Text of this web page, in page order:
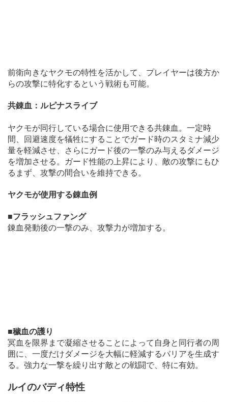
前衛向きなヤクモの特性を活かして、プレイヤーは後方か
らの攻撃に特化するという戦術も可能。
共錬血：ルピナスライブ
ヤクモが同行している場合に使用できる共錬血。一定時
間、回避速度を犠牲にすることでガード時のスタミナ減少
量を軽減させ、さらにガード後の一撃のみ与えるダメージ
を増加させる。ガード性能の上昇により、敵の攻撃にもひ
るまず、攻撃の間合いを維持できる。
ヤクモが使用する錬血例
■フラッシュファング
錬血発動後の一撃のみ、攻撃力が増加する。
■穢血の護り
冥血を限界まで凝縮させることによって自身と同行者の周
囲に、一度だけダメージを大幅に軽減するバリアを生成す
る。強力な一撃を繰り出す敵との戦闘で、特に有効。
ルイのバディ特性